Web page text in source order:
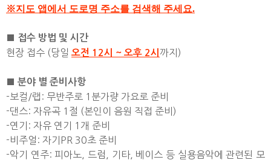
※지도 앱에서 도로명 주소를 검색해 주세요.
■ 접수 방법 및 시간
현장 접수 (당일 오전 12시 ~ 오후 2시 까지)
■ 분야 별 준비사항
-보컬/랩: 무반주로 1분가량 가요로 준비
-댄스: 자유곡 1절 (본인이 음원 직접 준비)
-연기: 자유 연기 1개 준비
-비주얼: 자기PR 30초 준비
-악기 연주: 피아노, 드럼, 기타, 베이스 등 실용음악에 관련된 모